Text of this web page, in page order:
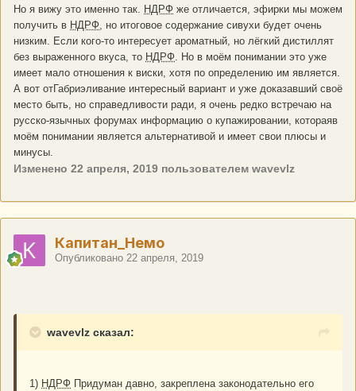
Но я вижу это именно так. НДРФ же отличается, эфирки мы можем
получить в НДРФ, но итоговое содержание сивухи будет очень
низким. Если кого-то интересует ароматный, но лёгкий дистиллят
без выраженного вкуса, то НДРФ. Но в моём понимании это уже
имеет мало отношения к виски, хотя по определению им является.
А вот отГабриэливание интересный вариант и уже доказавший своё
место быть, но справедливости ради, я очень редко встречаю на
русско-язычных форумах информацию о купажировании, котораяв
моём понимании является альтернативой и имеет свои плюсы и
минусы.
Изменено 22 апреля, 2019 пользователем wavevlz
Капитан_Немо
Опубликовано 22 апреля, 2019
wavevlz сказал:
1) НДРФ Придуман давно, закреплена законодательно его